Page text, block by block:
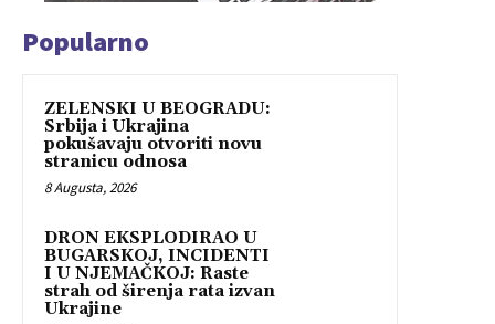
Popularno
ZELENSKI U BEOGRADU:
Srbija i Ukrajina
pokušavaju otvoriti novu
stranicu odnosa
8 Augusta, 2026
DRON EKSPLODIRAO U
BUGARSKOJ, INCIDENTI
I U NJEMAČKOJ: Raste
strah od širenja rata izvan
Ukrajine